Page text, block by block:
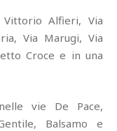
Alfieri, Via
Via Marugi, Via
Croce e in una
vie De Pace,
Balsamo e